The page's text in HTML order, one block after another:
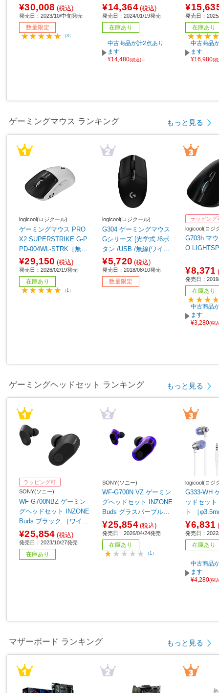
HD/AHVAパネル]
¥30,008 (税込)
発売日：2023/10/中旬発売
数量限定
（3）
1080) /ワイド /180Hz］
¥14,364 (税込)
発売日：2024/01/19発売
在庫あり
中古商品が計2点あり
ます
¥14,480(税込)～
920×1080)
z］
発売日：
在庫あり
中古商品
ます
¥16,980(
ゲーミングマウス ランキング もっと見る
logicool(ロジクール)
ゲーミングマウス PRO
X2 SUPERSTRIKE G-P
PD-004WL-STRK［無線
(ワイヤレス) /5ボタン /U
SB ］
¥29,150 (税込)
発売日：2026/02/19発売
在庫あり
（1）
logicool(ロジクール)
G304 ゲーミングマウス
Gシリーズ [光学式 /6ボ
タン /USB /無線(ワイヤ
レス)] 【sof001】
¥5,720 (税込)
発売日：2018/08/10発売
数量限定
ラッピング
logicool(ロジ
G703h マ
O
¥8,371
発売日：
在庫あり
中古商品
ます
¥3,280(税
ゲーミングヘッドセット ランキング もっと見る
ラッピング可
SONY(ソニー)
WF-G700NBZ ゲーミン
グヘッドセット INZONE
Buds ブラック ［ワイヤ
レス（Bluetooth＋USB-
C） /両耳 /イヤホンタイ
プ］
¥25,854 (税込)
発売日：2023/10/27発売
在庫あり
SONY(ソニー)
WF-G700N VZ ゲーミン
グヘッドセット INZONE
Buds グラスパープル
［ワイヤレス（Bluetooth
＋USB-C） /両耳 /イヤホ
ンタイプ］
¥25,854 (税込)
発売日：2026/04/24発売
在庫あり
（1）
logicool(ロジ
G333-WH
ッドセッ
ト ［
＋USB-C /
タイプ］
¥6,831
発売日：
在庫あり
中古商品
ます
¥4,280(税
マザーボード ランキング もっと見る